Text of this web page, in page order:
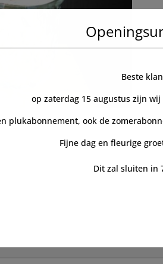
Beste
op zaterdag 15 augustus zijn
plukabonnement, ook de
Fijne dag en fleurige
Dit zal sluiten in